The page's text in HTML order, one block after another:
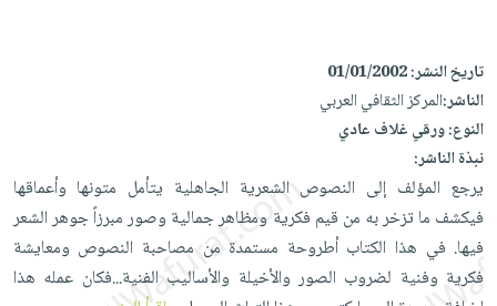
iKitab
على
Android
تحميل
iKitab
على
Apple
masmu3
على
Apple
جوائز
أجهزة
العناية
الشخصية
العناية
وتصفيف
الشعر
العناية
بالجسم
المطبخ
والسفرة
جديد
الكل
أواني
الطهي
أدوات
متجر
الهدايا
أقسام
تاريخ النشر:01/01/2002
الناشر:المركز الثقافي العربي
النوع:ورقي غلاف عادي
نبذة الناشر:
يرجع المؤلف إلى النصوص الشعرية الجاهلية يتأمل متونها وأعماقها
فيكشف ما تزخر به من قيم فكرية ومظاهر جمالية وصور مبرزاً جوهر الشعر
فيها. في هذا الكتاب أطروحة مستمدة من مصاحبة النصوص ومعايشة
فكرية وفنية لضروب الصور والأخيلة والأساليب الفنية...فكان عمله هذا